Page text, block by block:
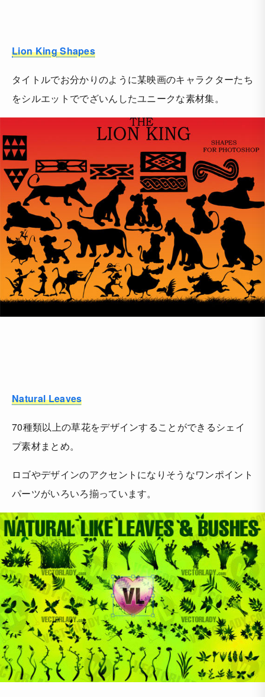
Lion King Shapes
タイトルでお分かりのように某映画のキャラクターたち
をシルエットででざいんしたユニークな素材集。
Natural Leaves
70種類以上の草花をデザインすることができるシェイ
プ素材まとめ。
ロゴやデザインのアクセントになりそうなワンポイント
パーツがいろいろ揃っています。